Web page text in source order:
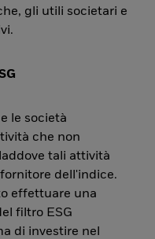
gli utili societari e
le società
che non
tali attività
dell'indice.
effettuare una
filtro ESG
di investire nel